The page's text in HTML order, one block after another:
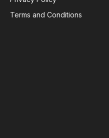
Terms and Conditions